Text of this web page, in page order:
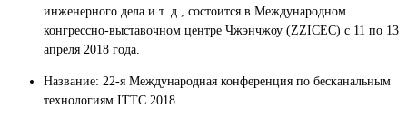
инженерного дела и т. д., состоится в Международном
конгрессно-выставочном центре Чжэнчжоу (ZZICEC) с 11 по 13
апреля 2018 года.
Название: 22-я Международная конференция по бесканальным
технологиям ITTC 2018